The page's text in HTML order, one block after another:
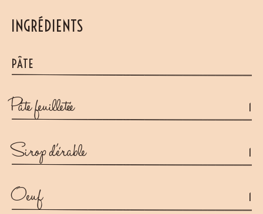
INGRÉDIENTS
PÂTE
Pâte feuilletée 1
Sirop d'érable 1
Oeuf 1